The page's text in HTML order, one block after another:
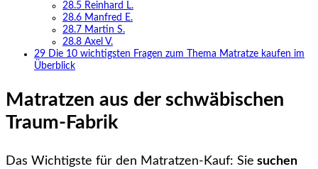
28.5 Reinhard L.
28.6 Manfred E.
28.7 Martin S.
28.8 Axel V.
29 Die 10 wichtigsten Fragen zum Thema Matratze kaufen im
Überblick
Matratzen aus der schwäbischen
Traum-Fabrik
Das Wichtigste für den Matratzen-Kauf: Sie suchen